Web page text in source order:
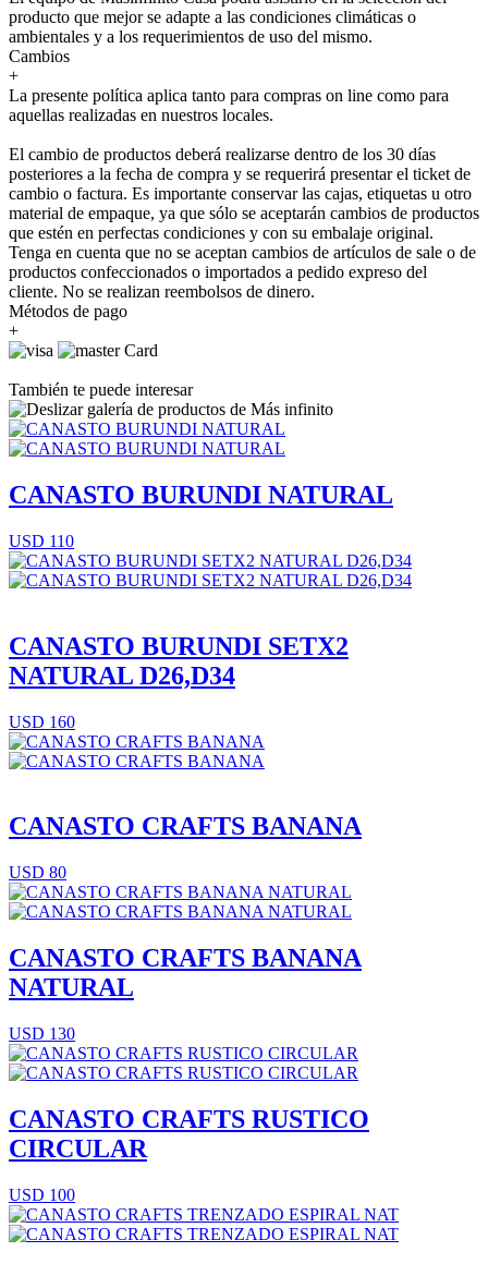
producto que mejor se adapte a las condiciones climáticas o
ambientales y a los requerimientos de uso del mismo.
Cambios
+
La presente política aplica tanto para compras on line como para
aquellas realizadas en nuestros locales.
El cambio de productos deberá realizarse dentro de los 30 días
posteriores a la fecha de compra y se requerirá presentar el ticket de
cambio o factura. Es importante conservar las cajas, etiquetas u otro
material de empaque, ya que sólo se aceptarán cambios de productos
que estén en perfectas condiciones y con su embalaje original.
Tenga en cuenta que no se aceptan cambios de artículos de sale o de
productos confeccionados o importados a pedido expreso del
cliente. No se realizan reembolsos de dinero.
Métodos de pago
+
También te puede interesar
CANASTO BURUNDI NATURAL
USD 110
CANASTO BURUNDI SETX2
NATURAL D26,D34
USD 160
CANASTO CRAFTS BANANA
USD 80
CANASTO CRAFTS BANANA
NATURAL
USD 130
CANASTO CRAFTS RUSTICO
CIRCULAR
USD 100